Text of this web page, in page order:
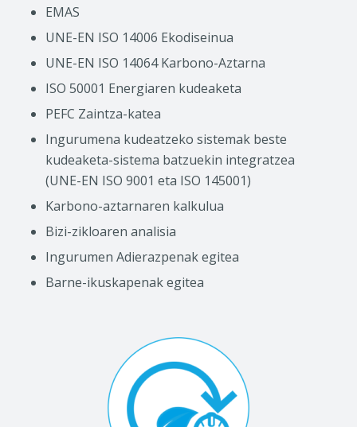
EMAS
UNE-EN ISO 14006 Ekodiseinua
UNE-EN ISO 14064 Karbono-Aztarna
ISO 50001 Energiaren kudeaketa
PEFC Zaintza-katea
Ingurumena kudeatzeko sistemak beste
kudeaketa-sistema batzuekin integratzea
(UNE-EN ISO 9001 eta ISO 145001)
Karbono-aztarnaren kalkulua
Bizi-zikloaren analisia
Ingurumen Adierazpenak egitea
Barne-ikuskapenak egitea